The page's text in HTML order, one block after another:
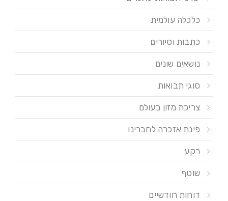
כלכלה עולמית
כתבות וסיורים
נושאים שונים
סוגי תבואות
צריכת מזון בעולם
פינת אזכרה לחברינו
רקע
שוטף
דוחות חודשיים